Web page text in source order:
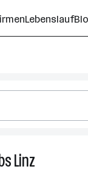
Lebenslauf
Linz